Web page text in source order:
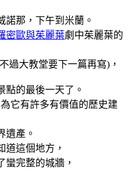
諾那，下午到米蘭。
密歐與茱麗葉劇中茱麗葉的
過大教堂要下一篇再寫)，
點的最後一天了。
它有許多有價值的歷史建
遺產。
道這個地方，
蠻完整的城牆，